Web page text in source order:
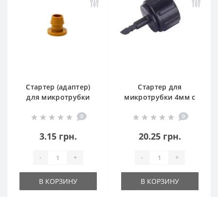
Стартер (адаптер)
для микротрубки
капельную трубку
0
3.15 грн.
- +
В КОРЗИНУ
Стартер для
микротрубки 4мм с
резьбой 3/4"0
20.25 грн.
- +
В КОРЗИНУ